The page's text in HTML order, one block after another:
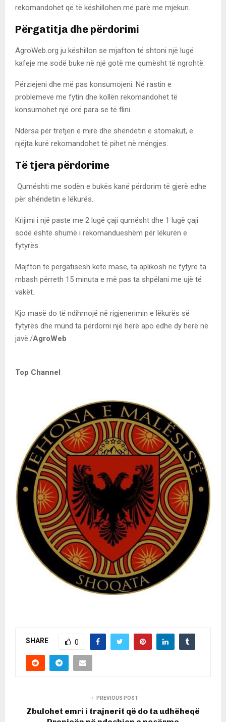
rekomandohet që të këshillohen më parë me mjekun.
Përgatitja dhe përdorimi
AgroWeb.org ju këshillon se mjafton të shtoni një lugë
kafeje me sodë buke në një gotë me qumësht të ngrohtë.
Përziejeni dhe më pas konsumojeni. Në rastin e
problemeve me fytin dhe kollën rekomandohet të
konsumohet një orë para se të flini.
Ndërsa për tretjen e mirë dhe shëndetin e stomakut, e
njëjta kurë rekomandohet të pihet në mëngjes.
Të tjera përdorime
Qumështi me sodën e bukës kanë përdorim të gjerë edhe
për shëndetin e lëkurës.
Krijimi i një paste me 2 lugë çaji qumësht dhe 1 lugë çaji
sodë është shumë i rekomandueshëm për lëkurën e
fytyrës.
Majfton të përgatisësh këtë masë, ta aplikosh në fytyrë ta
mbash përreth 15 minuta e më pas ta shpëlani me ujë të
vakët.
Kjo masë do të ndihmojë në rigjenerimin e lëkurës së
fytyrës dhe mund ta përdorni një herë apo edhe dy herë në
javë./AgroWeb
Top Channel
SHARE 0
PREVIOUS POST
Zbulohet emri i trajnerit që do ta udhëheqë